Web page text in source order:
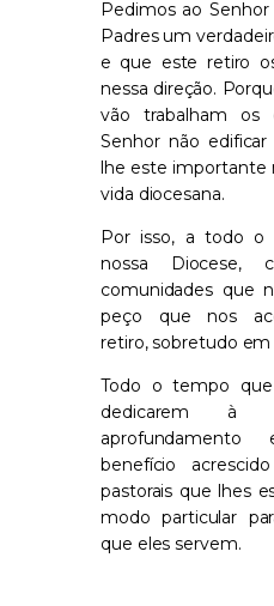
Pedimos ao
Padres um
e que este retiro
nessa direção.
vão trabalham os
Senhor não
lhe este importante
vida diocesana.
Por isso, a todo o
nossa Diocese,
comunidades que
peço que nos
retiro, sobretudo em
Todo o tempo
dedicarem
benefício
pastorais que lhes
modo particular
que eles servem.